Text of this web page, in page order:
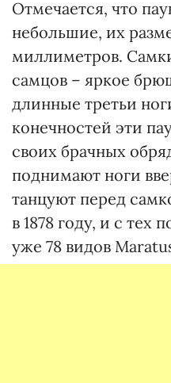
Отмечается, что
небольшие, их
миллиметров.
самцов – яркое
длинные третьи
конечностей эти
своих брачных
поднимают ноги
танцуют перед
в 1878 году, и с тех
уже 78 видов